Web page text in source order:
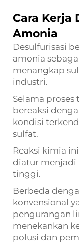
Cara Kerja
Amonia
Desulfurisasi
amonia
menangkap
industri.
Selama
bereaksi
kondisi
sulfat.
Reaksi kimia
diatur menjadi
tinggi.
Berbeda
konvensional
pengurangan
menekankan
polusi dan